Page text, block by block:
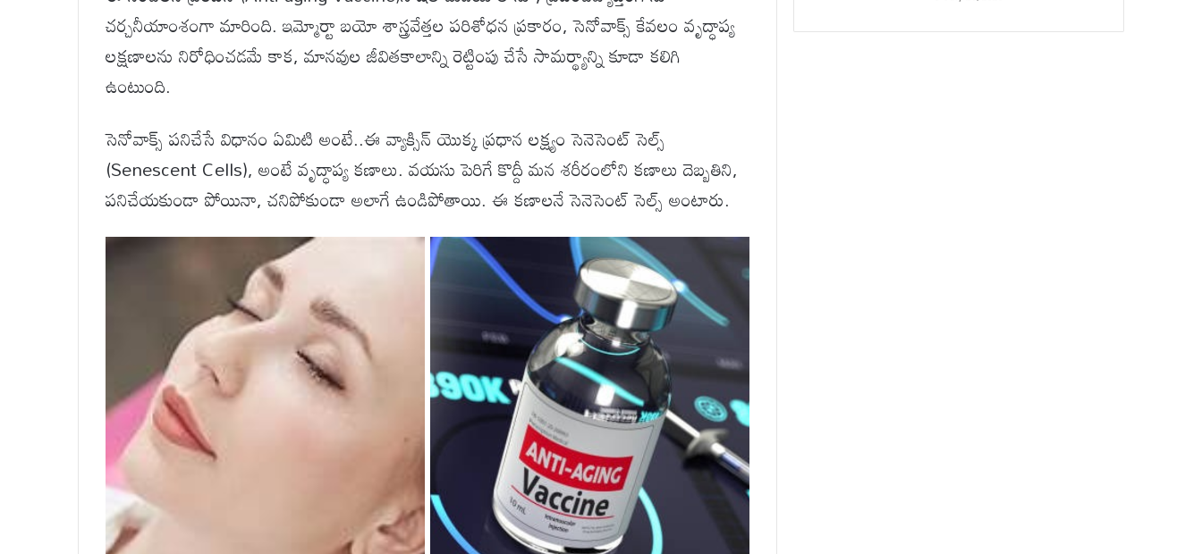
చర్చనీయాంశంగా మారింది. ఇమ్మోర్టా బయో శాస్త్రవేత్తల పరిశోధన ప్రకారం, సెనోవాక్స్ కేవలం వృద్ధాప్య
లక్షణాలను నిరోధించడమే కాక, మానవుల జీవితకాలాన్ని రెట్టింపు చేసే సామర్థ్యాన్ని కూడా కలిగి
ఉంటుంది.
సెనోవాక్స్ పనిచేసే విధానం ఏమిటి అంటే..ఈ వ్యాక్సిన్ యొక్క ప్రధాన లక్ష్యం సెనెసెంట్ సెల్స్
(Senescent Cells), అంటే వృద్ధాప్య కణాలు. వయసు పెరిగే కొద్దీ మన శరీరంలోని కణాలు దెబ్బతిని,
పనిచేయకుండా పోయినా, చనిపోకుండా అలాగే ఉండిపోతాయి. ఈ కణాలనే సెనెసెంట్ సెల్స్ అంటారు.